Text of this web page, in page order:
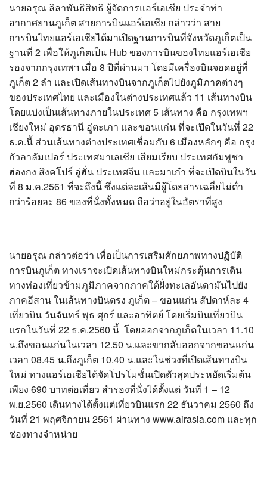
นายอรุณ ลิลาพันธิสิทธิ ผู้จัดการแอร์เอเชีย ประจำท่า
อากาศยานภูเก็ต สายการบินแอร์เอเชีย กล่าวว่า สาย
การบินไทยแอร์เอเชียได้มาเปิดฐานการบินที่จังหวัดภูเก็ตเป็น
ฐานที่ 2 เพื่อให้ภูเก็ตเป็น Hub ของการบินของไทยแอร์เอเชีย
รองจากกรุงเทพฯ เมื่อ 8 ปีที่ผ่านมา โดยมีเครื่องบินจอดอยู่ที่
ภูเก็ต 2 ลำ และเปิดเส้นทางบินจากภูเก็ตไปยังภูมิภาคต่างๆ
ของประเทศไทย และเมืองในต่างประเทศแล้ว 11 เส้นทางบิน
โดยแบ่งเป็นเส้นทางภายในประเทศ 5 เส้นทาง คือ กรุงเทพฯ
เชียงใหม่ อุดรธานี อู่ตะเภา และขอนแก่น ที่จะเปิดในวันที่ 22
ธ.ค.นี้ ส่วนเส้นทางต่างประเทศเชื่อมกับ 6 เมืองหลักๆ คือ กรุง
กัวลาลัมเปอร์ ประเทศมาเลเซีย เสียมเรียบ ประเทศกัมพูชา
ฮ่องกง สิงคโปร์ อู่ฮั่น ประเทศจีน และมาเก๋า ที่จะเปิดบินในวัน
ที่ 8 ม.ค.2561 ที่จะถึงนี้ ซึ่งแต่ละเส้นมีผู้โดยสารเฉลี่ยไม่ต่ำ
กว่าร้อยละ 86 ของที่นั่งทั้งหมด ถือว่าอยู่ในอัตราที่สูง
นายอรุณ กล่าวต่อว่า เพื่อเป็นการเสริมศักยภาพทางปฏิบัติ
การบินภูเก็ต ทางเราจะเปิดเส้นทางบินใหม่กระตุ้นการเดิน
ทางท่องเที่ยวข้ามภูมิภาคจากภาคใต้ฝั่งทะเลอันดามันไปยัง
ภาคอีสาน ในเส้นทางบินตรง ภูเก็ต – ขอนแก่น สัปดาห์ละ 4
เที่ยวบิน วันจันทร์ พุธ ศุกร์ และอาทิตย์ โดยเริ่มบินเที่ยวบิน
แรกในวันที่ 22 ธ.ค.2560 นี้ โดยออกจากภูเก็ตในเวลา 11.10
น.ถึงขอนแก่นในเวลา 12.50 น.และขากลับออกจากขอนแก่น
เวลา 08.45 น.ถึงภูเก็ต 10.40 น.และในช่วงที่เปิดเส้นทางบิน
ใหม่ ทางแอร์เอเชียได้จัดโปรโมชั่นเปิดตัวสุดประหยัดเริ่มต้น
เพียง 690 บาทต่อเที่ยว สำรองที่นั่งได้ตั้งแต่ วันที่ 1 – 12
พ.ย.2560 เดินทางได้ตั้งแต่เที่ยวบินแรก 22 ธันวาคม 2560 ถึง
วันที่ 21 พฤศจิกายน 2561 ผ่านทาง www.airasia.com และทุก
ช่องทางจำหน่าย